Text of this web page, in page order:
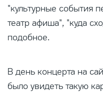
"культурные события
театр афиша", "куда
подобное.
В день концерта на
было увидеть такую